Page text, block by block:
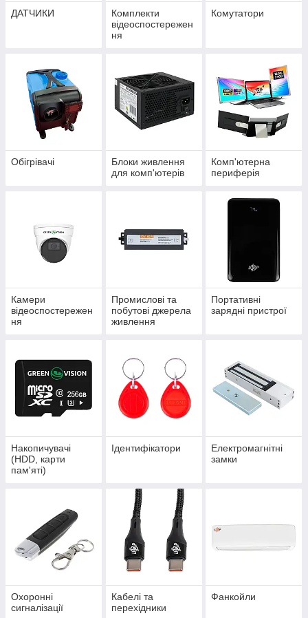
ДАТЧИКИ
Комплекти
відеоспостережен
ня
Комутатори
Обігрівачі
Блоки живлення
для комп'ютерів
Комп'ютерна
периферія
Камери
відеоспостережен
ня
Промислові та
побутові джерела
живлення
Портативні
зарядні пристрої
Накопичувачі
(HDD, карти
пам'яті)
Ідентифікатори
Електромагнітні
замки
Охоронні
сигналізації
Кабелі та
перехідники
Фанкойли